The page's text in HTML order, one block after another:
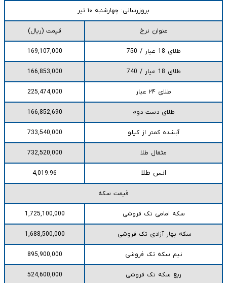
بروزرسانی: چهارشنبه ۱۰ تیر
عنوان نرخ قیمت (ریال)
طلای 18 عیار / 750 169,107,000
طلای 18 عیار / 740 166,853,000
طلای ۲۴ عیار 225,474,000
طلای دست دوم 166,852,690
آبشده کمتر از کیلو 733,540,000
مثقال طلا 732,520,000
انس طلا 4,019.96
قیمت سکه
سکه امامی تک فروشی 1,725,100,000
سکه بهار آزادی تک فروشی 1,688,500,000
نیم سکه تک فروشی 895,900,000
ربع سکه تک فروشی 524,600,000